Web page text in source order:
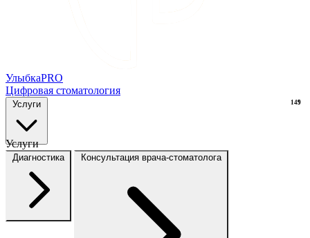
УлыбкаPRO
Цифровая стоматология
Услуги
Услуги
Диагностика Консультация врача-стоматолога
9
149